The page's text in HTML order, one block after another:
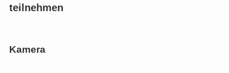
teilnehmen
Kamera